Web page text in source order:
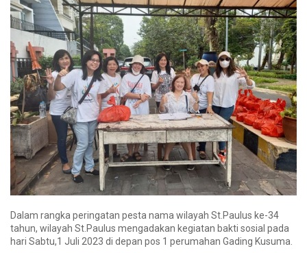
Dalam rangka peringatan pesta nama wilayah St.Paulus ke-34
tahun, wilayah St.Paulus mengadakan kegiatan bakti sosial pada
hari Sabtu,1 Juli 2023 di depan pos 1 perumahan Gading Kusuma.